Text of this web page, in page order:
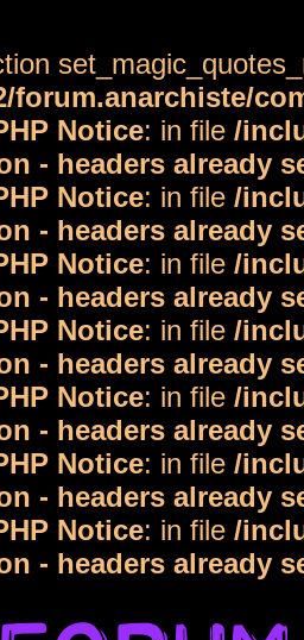
forum.anarchiste/
Notice: in file /
- headers already
Notice: in file /
- headers already
Notice: in file /
- headers already
Notice: in file /
- headers already
Notice: in file /
- headers already
Notice: in file /
- headers already
Notice: in file /
- headers already